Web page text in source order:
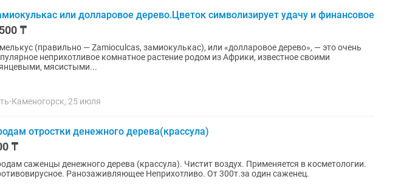
или долларовое дерево.Цветок символизирует удачу и финансовое
₸
(правильно — Zamioculcas, замиокулькас), или «долларовое дерево», — это очень
неприхотливое комнатное растение родом из Африки, известное своими
мясистыми...
Каменогорск, 25 июля
отростки денежного дерева(крассула)
₸
саженцы денежного дерева (крассула). Чистит воздух. Применяется в косметологии.
Ранозаживляющее Неприхотливо. От 300т.за один саженец.